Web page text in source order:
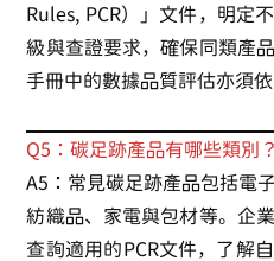
Rules, PCR）」文件，明定
級與查證要求，確保同類產
手冊中的數據品質評估亦須依
Q5：碳足跡產品有哪些類別
A5：常見碳足跡產品包括電
紡織品、家電與包材等。企
查詢適用的PCR文件，了解